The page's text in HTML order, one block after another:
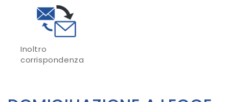
Inoltro
corrispondenza